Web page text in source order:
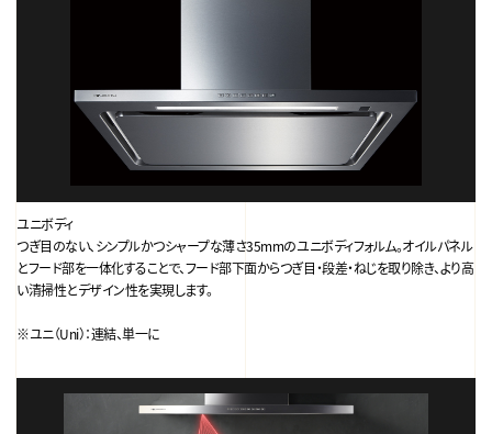
ユニボディ
つぎ目のない、シンプルかつシャープな薄さ35mmのユニボディフォルム。オイルパネル
とフード部を一体化することで、フード部下面からつぎ目・段差・ねじを取り除き、より高
い清掃性とデザイン性を実現します。
※ユニ（Uni）：連結、単一に